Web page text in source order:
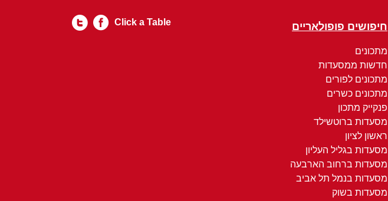
חיפושים פופולאריים
מתכונים
חדשות ממסעדות
מתכונים לפורים
מתכונים כשרים
פנקייק מתכון
מסעדות ברוטשילד
ראשון לציון
מסעדות בגליל העליון
מסעדות ברחוב הארבעה
מסעדות בנמל תל אביב
מסעדות בשוק
Click a Table